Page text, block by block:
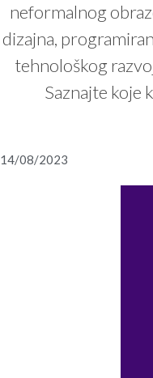
neformalnog
dizajna,
tehnološkog
Saznajte koje
14/08/2023